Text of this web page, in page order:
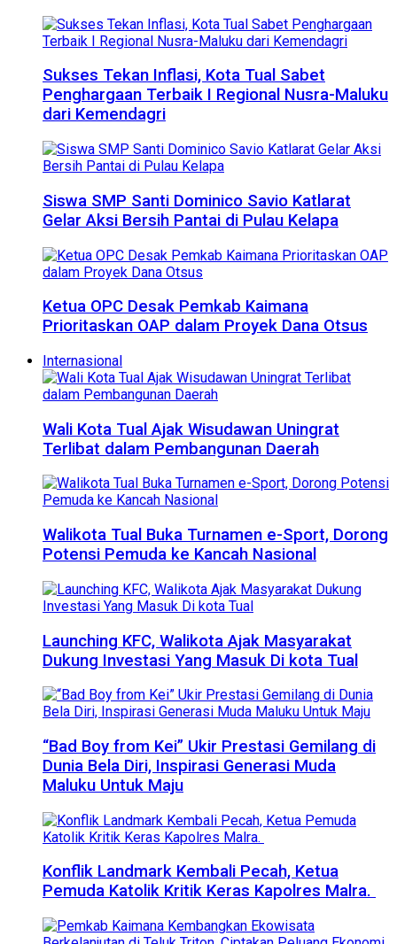
Sukses Tekan Inflasi, Kota Tual Sabet
Penghargaan Terbaik I Regional Nusra-Maluku
dari Kemendagri
Siswa SMP Santi Dominico Savio Katlarat
Gelar Aksi Bersih Pantai di Pulau Kelapa
Ketua OPC Desak Pemkab Kaimana
Prioritaskan OAP dalam Proyek Dana Otsus
Internasional
Wali Kota Tual Ajak Wisudawan Uningrat
Terlibat dalam Pembangunan Daerah
Walikota Tual Buka Turnamen e-Sport, Dorong
Potensi Pemuda ke Kancah Nasional
Launching KFC, Walikota Ajak Masyarakat
Dukung Investasi Yang Masuk Di kota Tual
“Bad Boy from Kei” Ukir Prestasi Gemilang di
Dunia Bela Diri, Inspirasi Generasi Muda
Maluku Untuk Maju
Konflik Landmark Kembali Pecah, Ketua
Pemuda Katolik Kritik Keras Kapolres Malra.